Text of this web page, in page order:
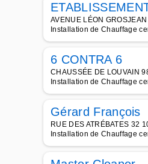
AVENUE LÉON
Installation de Chauffage
6 CONTRA 6
CHAUSSÉE DE LOUVAIN
Installation de Chauffage
Gérard François
RUE DES ATRÉBATES 32
Installation de Chauffage